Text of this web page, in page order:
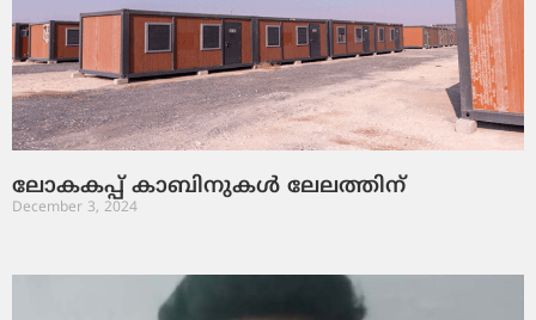
ലോ​ക​ക​പ്പ് ​കാ​ബി​നു​ക​ൾ ലേ​ല​ത്തി​ന്
December 3, 2024